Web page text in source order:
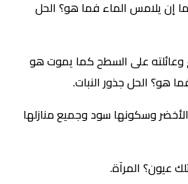
إن يلامس الماء فما هو؟ الحل
على السطح كما يموت هو
هو؟ الحل جذور النبات.
الأخضر وسكونها سود وجميع منازلها
عيون؟ المرآة.